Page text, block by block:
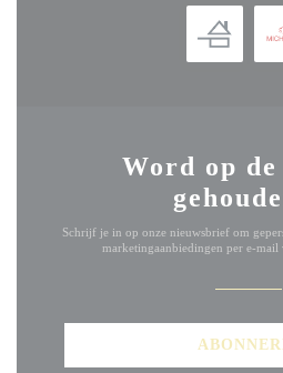
Word op de
Schrijf je in op onze nieuwsbrief om
marketingaanbiedingen per e-mail